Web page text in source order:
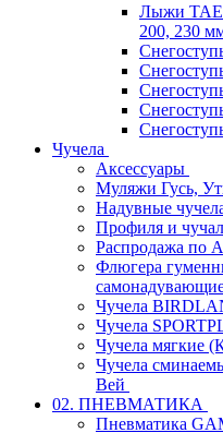
Лыжи
200, 230
Чучела
Аксессуары
Муляжи Гусь,
Надувные
Профиля и
Распродажа
Флюгера
Чучела
Чучела
Чучела мягкие
Чучела
Вей
02. ПНЕВМАТИКА
Пневматика